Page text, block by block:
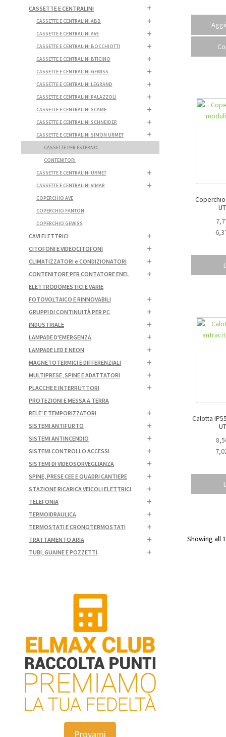
Calotta
Showing all
CASSETTE E CENTRALINI
CASSETTE E CENTRALINI ABB
CASSETTE E CENTRALINI AVE
CASSETTE E CENTRALINI BOCCHIOTTI
CASSETTE E CENTRALINI BTICINO
CASSETTE E CENTRALINI GEWISS
CASSETTE E CENTRALINI LEGRAND
CASSETTE E CENTRALINI PALAZZOLI
CASSETTE E CENTRALINI SCAME
CASSETTE E CENTRALINI SCHNEIDER
CASSETTE E CENTRALINI SIMON URMET
CASSETTE PER ESTERNO
CONTENITORI
CASSETTE E CENTRALINI URMET
CASSETTE E CENTRALINI VIMAR
COPERCHIO AVE
COPERCHIO FANTON
COPERCHIO GEWISS
CAVI ELETTRICI
CITOFONI E VIDEOCITOFONI
CLIMATIZZATORI e CONDIZIONATORI
CONTENITORE PER CONTATORE ENEL
ELETTRODOMESTICI E VARIE
FOTOVOLTAICO E RINNOVABILI
GRUPPI DI CONTINUITÀ PER PC
INDUSTRIALE
LAMPADE D'EMERGENZA
LAMPADE LED E NEON
MAGNETOTERMICI E DIFFERENZIALI
MULTIPRESE, SPINE E ADATTATORI
PLACCHE E INTERRUTTORI
PROTEZIONI E MESSA A TERRA
RELE' E TEMPORIZZATORI
SISTEMI ANTIFURTO
SISTEMI ANTINCENDIO
SISTEMI CONTROLLO ACCESSI
SISTEMI DI VIDEOSORVEGLIANZA
SPINE, PRESE CEE E QUADRI CANTIERE
STAZIONE RICARICA VEICOLI ELETTRICI
TELEFONIA
TERMOIDRAULICA
TERMOSTATI E CRONOTERMOSTATI
TRATTAMENTO ARIA
TUBI, GUAINE E POZZETTI
Provami